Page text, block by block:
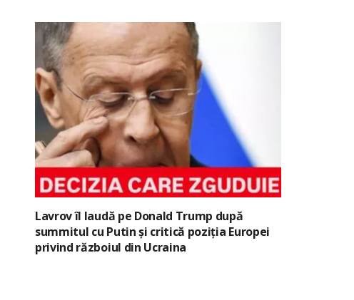
Lavrov îl laudă pe Donald Trump după
summitul cu Putin și critică poziția Europei
privind războiul din Ucraina